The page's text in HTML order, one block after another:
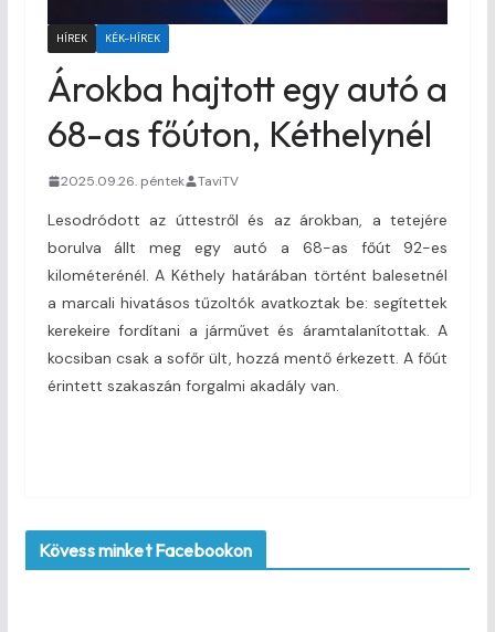
HÍREK KÉK-HÍREK
Árokba hajtott egy autó a
68-as főúton, Kéthelynél
2025.09.26. péntek TaviTV
Lesodródott az úttestről és az árokban, a tetejére
borulva állt meg egy autó a 68-as főút 92-es
kilométerénél. A Kéthely határában történt balesetnél
a marcali hivatásos tűzoltók avatkoztak be: segítettek
kerekeire fordítani a járművet és áramtalanítottak. A
kocsiban csak a sofőr ült, hozzá mentő érkezett. A főút
érintett szakaszán forgalmi akadály van.
Kövess minket Facebookon